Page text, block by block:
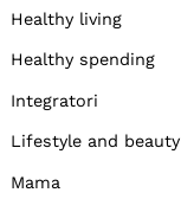
Healthy living
Healthy spending
Integratori
Lifestyle and beauty
Mama